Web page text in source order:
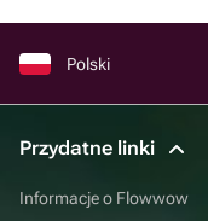
Polski
Przydatne linki
Informacje o Flowwow